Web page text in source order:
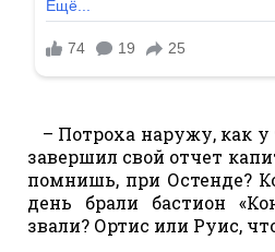
– Потроха наружу, как
завершил свой отчет
помнишь, при Остенде?
день брали бастион
звали? Ортис или Руис,